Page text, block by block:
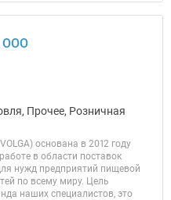
ООО
Прочее, Розничная
основана в 2012 году
в области поставок
нужд предприятий пищевой
по всему миру. Цель
наших специалистов, это